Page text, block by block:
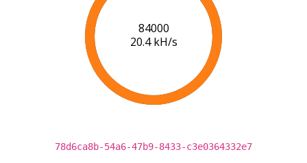
85000
20.4 kH/s
78d6ca8b-54a6-47b9-8433-c3e0364332e7